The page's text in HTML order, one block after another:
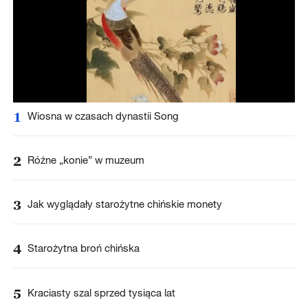
1 Wiosna w czasach dynastii Song
2 Różne „konie” w muzeum
3 Jak wyglądały starożytne chińskie monety
4 Starożytna broń chińska
5 Kraciasty szal sprzed tysiąca lat